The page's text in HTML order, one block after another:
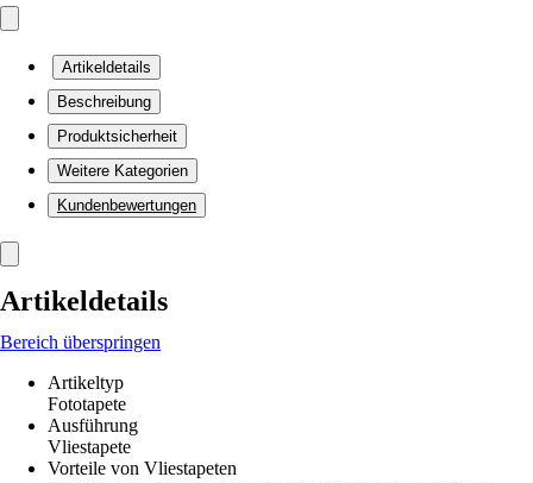
Artikeldetails
Beschreibung
Produktsicherheit
Weitere Kategorien
Kundenbewertungen
Artikeldetails
Bereich überspringen
Artikeltyp
Fototapete
Ausführung
Vliestapete
Vorteile von Vliestapeten